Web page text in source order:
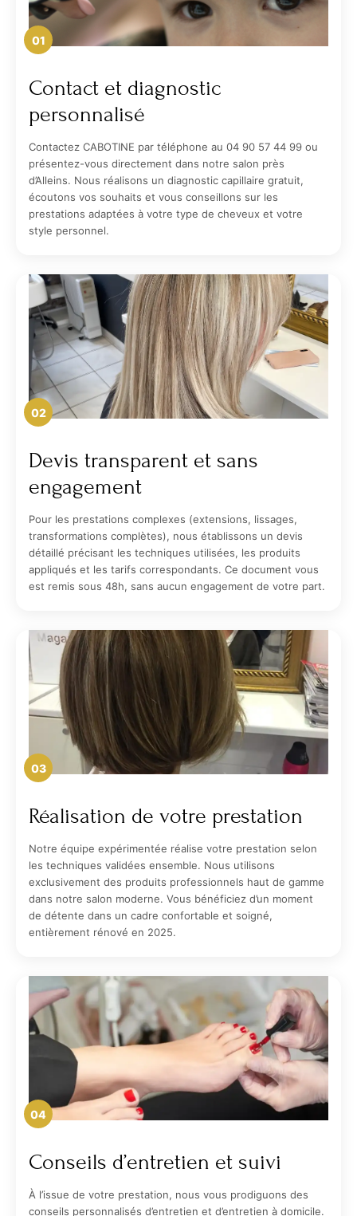
01
Contact et diagnostic
personnalisé
Contactez CABOTINE par téléphone au 04 90 57 44 99 ou
présentez-vous directement dans notre salon près
d’Alleins. Nous réalisons un diagnostic capillaire gratuit,
écoutons vos souhaits et vous conseillons sur les
prestations adaptées à votre type de cheveux et votre
style personnel.
02
Devis transparent et sans
engagement
Pour les prestations complexes (extensions, lissages,
transformations complètes), nous établissons un devis
détaillé précisant les techniques utilisées, les produits
appliqués et les tarifs correspondants. Ce document vous
est remis sous 48h, sans aucun engagement de votre part.
03
Réalisation de votre prestation
Notre équipe expérimentée réalise votre prestation selon
les techniques validées ensemble. Nous utilisons
exclusivement des produits professionnels haut de gamme
dans notre salon moderne. Vous bénéficiez d’un moment
de détente dans un cadre confortable et soigné,
entièrement rénové en 2025.
04
Conseils d’entretien et suivi
À l’issue de votre prestation, nous vous prodiguons des
conseils personnalisés d’entretien et d’entretien à domicile.